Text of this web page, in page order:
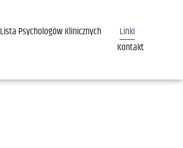
Lista Psychologów Klinicznych
Linki
Kontakt